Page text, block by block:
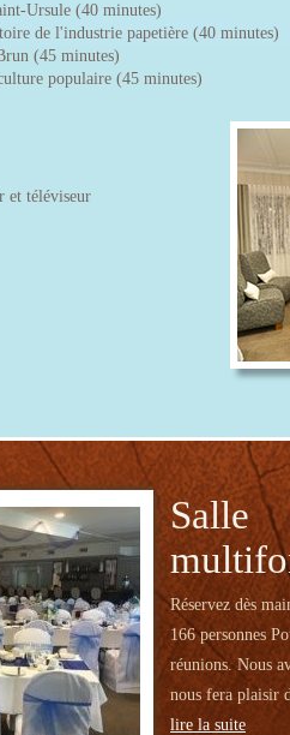
Ursule (40 minutes)
de l'industrie papetière (40 minutes)
(45 minutes)
populaire (45 minutes)
et téléviseur
Salle
Réservez dès
166 personnes
réunions. Nous
nous fera plaisir
lire la suite